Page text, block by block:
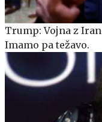
Trump: Vojna z
Imamo pa težavo.